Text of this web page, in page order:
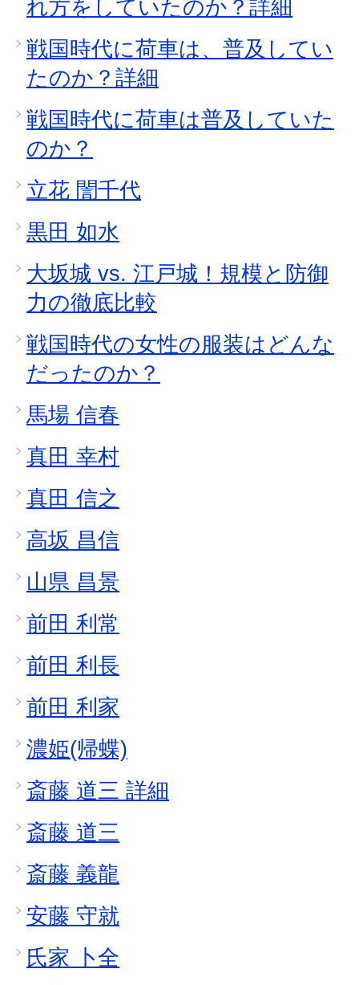
れ方をしていたのか？詳細
戦国時代に荷車は、普及してい
たのか？詳細
戦国時代に荷車は普及していた
のか？
立花 誾千代
黒田 如水
大坂城 vs. 江戸城！規模と防御
力の徹底比較
戦国時代の女性の服装はどんな
だったのか？
馬場 信春
真田 幸村
真田 信之
高坂 昌信
山県 昌景
前田 利常
前田 利長
前田 利家
濃姫(帰蝶)
斎藤 道三 詳細
斎藤 道三
斎藤 義龍
安藤 守就
氏家 卜全